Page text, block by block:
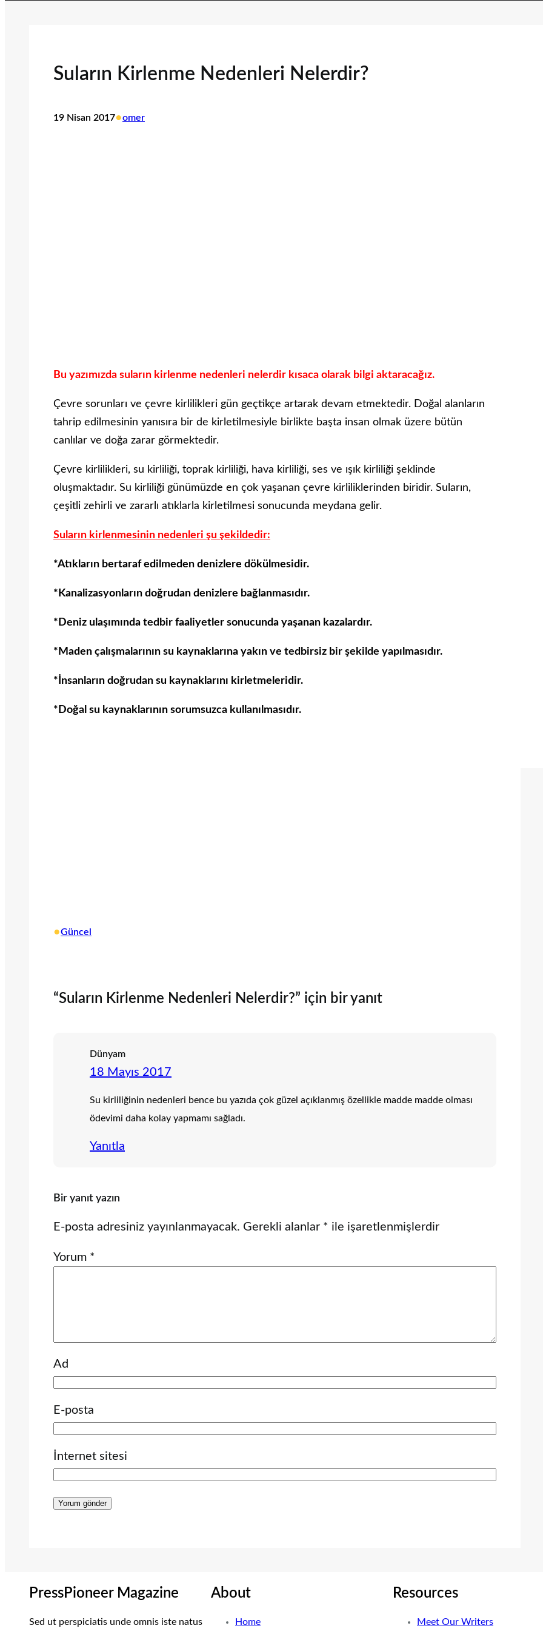
Suların Kirlenme Nedenleri Nelerdir?
19 Nisan 2017•omer
Bu yazımızda suların kirlenme nedenleri nelerdir kısaca olarak bilgi aktaracağız.
Çevre sorunları ve çevre kirlilikleri gün geçtikçe artarak devam etmektedir. Doğal alanların
tahrip edilmesinin yanısıra bir de kirletilmesiyle birlikte başta insan olmak üzere bütün
canlılar ve doğa zarar görmektedir.
Çevre kirlilikleri, su kirliliği, toprak kirliliği, hava kirliliği, ses ve ışık kirliliği şeklinde
oluşmaktadır. Su kirliliği günümüzde en çok yaşanan çevre kirliliklerinden biridir. Suların,
çeşitli zehirli ve zararlı atıklarla kirletilmesi sonucunda meydana gelir.
Suların kirlenmesinin nedenleri şu şekildedir:
*Atıkların bertaraf edilmeden denizlere dökülmesidir.
*Kanalizasyonların doğrudan denizlere bağlanmasıdır.
*Deniz ulaşımında tedbir faaliyetler sonucunda yaşanan kazalardır.
*Maden çalışmalarının su kaynaklarına yakın ve tedbirsiz bir şekilde yapılmasıdır.
*İnsanların doğrudan su kaynaklarını kirletmeleridir.
*Doğal su kaynaklarının sorumsuzca kullanılmasıdır.
•Güncel
“Suların Kirlenme Nedenleri Nelerdir?” için bir yanıt
Dünyam
18 Mayıs 2017
Su kirliliğinin nedenleri bence bu yazıda çok güzel açıklanmış özellikle madde madde olması
ödevimi daha kolay yapmamı sağladı.
Yanıtla
Bir yanıt yazın
E-posta adresiniz yayınlanmayacak. Gerekli alanlar * ile işaretlenmişlerdir
Yorum *
Ad
E-posta
İnternet sitesi
PressPioneer Magazine
Sed ut perspiciatis unde omnis iste natus
About
Home
Resources
Meet Our Writers